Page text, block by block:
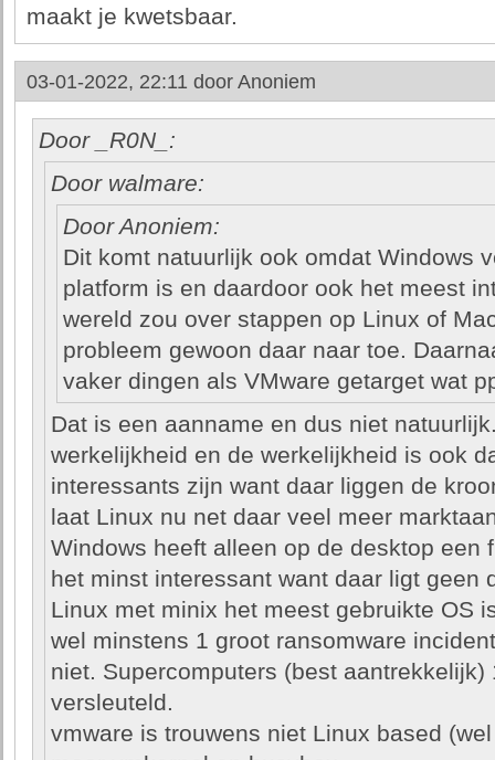
maakt je kwetsbaar.
03-01-2022, 22:11 door Anoniem
Door _R0N_:
Door walmare:
Door Anoniem:
Dit komt natuurlijk ook omdat Windows
platform is en daardoor ook het meest
wereld zou over stappen op Linux of
probleem gewoon daar naar toe.
vaker dingen als VMware getarget wat
Dat is een aanname en dus niet
werkelijkheid en de werkelijkheid is ook
interessants zijn want daar liggen de
laat Linux nu net daar veel meer
Windows heeft alleen op de desktop een
het minst interessant want daar ligt geen
Linux met minix het meest gebruikte OS
wel minstens 1 groot ransomware
niet. Supercomputers (best
versleuteld.
vmware is trouwens niet Linux based